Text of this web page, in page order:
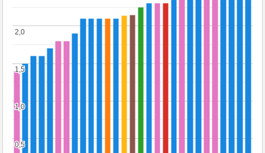
0,5
0,5
1,0
1,0
1,5
1,5
2,0
2,0